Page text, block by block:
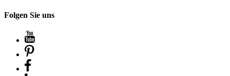
Folgen Sie uns